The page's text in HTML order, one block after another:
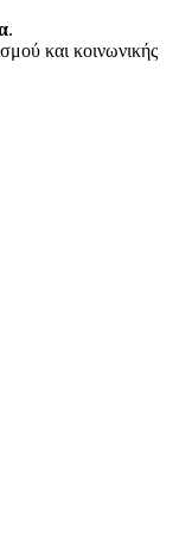
.
και κοινωνικής